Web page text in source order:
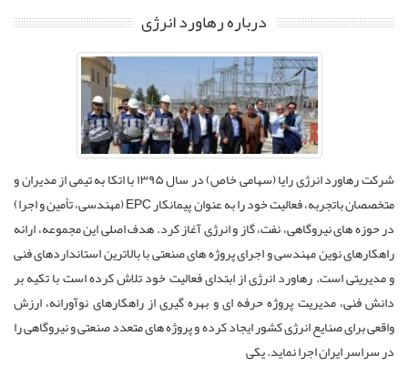
درباره رهاورد انرژی
شرکت رهاورد انرژی رایا (سهامی خاص) در سال ۱۳۹۵ با اتکا به تیمی از مدیران و
متخصصان باتجربه، فعالیت خود را به عنوان پیمانکار EPC (مهندسی، تأمین و اجرا)
در حوزه های نیروگاهی، نفت، گاز و انرژی آغاز کرد. هدف اصلی این مجموعه، ارائه
راهکارهای نوین مهندسی و اجرای پروژه های صنعتی با بالاترین استانداردهای فنی
و مدیریتی است. رهاورد انرژی از ابتدای فعالیت خود تلاش کرده است با تکیه بر
دانش فنی، مدیریت پروژه حرفه ای و بهره گیری از راهکارهای نوآورانه، ارزش
واقعی برای صنایع انرژی کشور ایجاد کرده و پروژه های متعدد صنعتی و نیروگاهی را
در سراسر ایران اجرا نماید. یکی